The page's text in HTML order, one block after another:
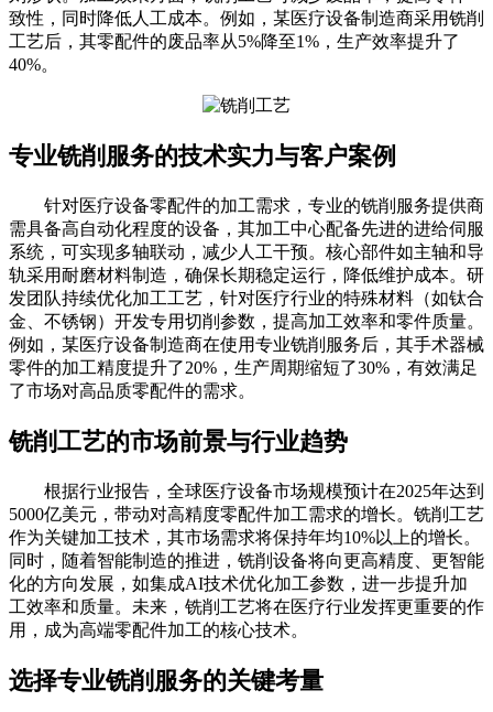
致性，同时降低人工成本。例如，某医疗设备制造商采用铣削
工艺后，其零配件的废品率从5%降至1%，生产效率提升了
40%。
专业铣削服务的技术实力与客户案例
针对医疗设备零配件的加工需求，专业的铣削服务提供商
需具备高自动化程度的设备，其加工中心配备先进的进给伺服
系统，可实现多轴联动，减少人工干预。核心部件如主轴和导
轨采用耐磨材料制造，确保长期稳定运行，降低维护成本。研
发团队持续优化加工工艺，针对医疗行业的特殊材料（如钛合
金、不锈钢）开发专用切削参数，提高加工效率和零件质量。
例如，某医疗设备制造商在使用专业铣削服务后，其手术器械
零件的加工精度提升了20%，生产周期缩短了30%，有效满足
了市场对高品质零配件的需求。
铣削工艺的市场前景与行业趋势
根据行业报告，全球医疗设备市场规模预计在2025年达到
5000亿美元，带动对高精度零配件加工需求的增长。铣削工艺
作为关键加工技术，其市场需求将保持年均10%以上的增长。
同时，随着智能制造的推进，铣削设备将向更高精度、更智能
化的方向发展，如集成AI技术优化加工参数，进一步提升加
工效率和质量。未来，铣削工艺将在医疗行业发挥更重要的作
用，成为高端零配件加工的核心技术。
选择专业铣削服务的关键考量